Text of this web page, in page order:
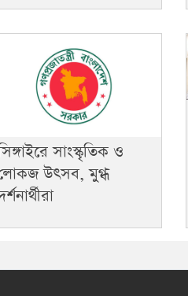
সাংস্কৃতিক ও
উৎসব, মুগ্ধ